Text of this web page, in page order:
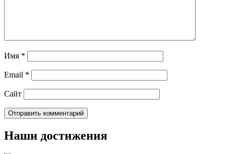
Имя *
Email *
Сайт
Наши достижения